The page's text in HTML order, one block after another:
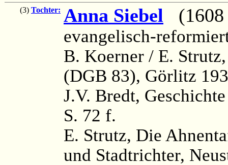
(3) Tochter: Anna Siebel (1608
evangelisch-
B. Koerner / E.
(DGB 83), Görlitz
J.V. Bredt,
S. 72 f.
E. Strutz, Die
und Stadtrichter,